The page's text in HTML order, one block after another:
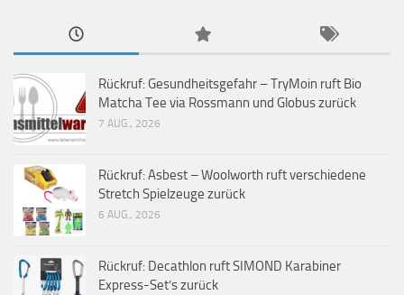
Rückruf: Gesundheitsgefahr – TryMoin ruft Bio
Matcha Tee via Rossmann und Globus zurück
7 AUG., 2026
Rückruf: Asbest – Woolworth ruft verschiedene
Stretch Spielzeuge zurück
6 AUG., 2026
Rückruf: Decathlon ruft SIMOND Karabiner
Express-Set’s zurück